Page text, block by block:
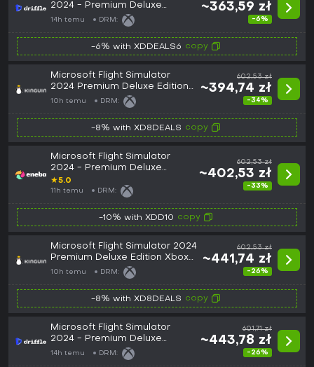
2024 - Premium Deluxe
Edition (Europe) (PC / Xbox
Series X|S) - Xbox Live -
Digital Key
14h temu DRM:
~363,59 zł
-6%
-6% with XDDEALS6 copy
Microsoft Flight Simulator
2024 Premium Deluxe Edition
EU Xbox Series X|S / PC CD
10h temu DRM:
602,53 zł
~394,74 zł
-34%
-8% with XD8DEALS copy
Microsoft Flight Simulator
2024 - Premium Deluxe
Edition (PC/Xbox Series X|S)
XBOX LIVE Key GLOBAL
★5.0
11h temu DRM:
602,53 zł
~402,53 zł
-33%
-10% with XDD10 copy
Microsoft Flight Simulator 2024
Premium Deluxe Edition Xbox
Series X|S / PC CD Key
10h temu DRM:
602,53 zł
~441,74 zł
-26%
-8% with XD8DEALS copy
Microsoft Flight Simulator
2024 - Premium Deluxe
Edition (Global) (PC / Xbox
Series X|S) - Xbox Live -
14h temu DRM:
601,71 zł
~443,78 zł
-26%